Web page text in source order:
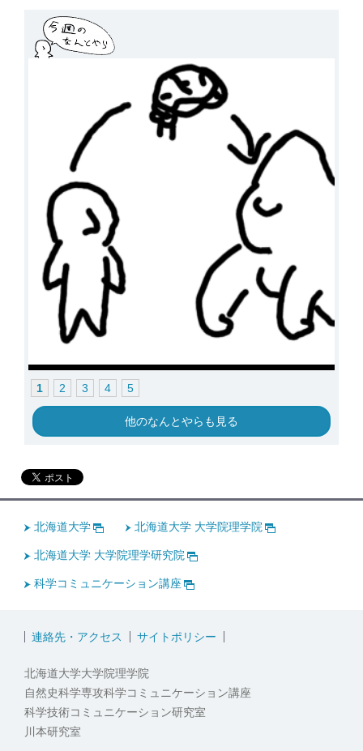
1 2 3 4 5
他のなんとやらも見る
北海道大学 北海道大学 大学院理学院
北海道大学 大学院理学研究院
科学コミュニケーション講座
連絡先・アクセス サイトポリシー
北海道大学大学院理学院
自然史科学専攻科学コミュニケーション講座
科学技術コミュニケーション研究室
川本研究室